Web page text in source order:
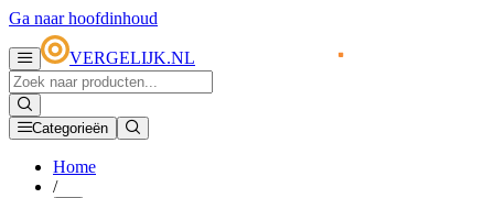
Ga naar hoofdinhoud
VERGELIJK.NL
Categorieën
Home
/